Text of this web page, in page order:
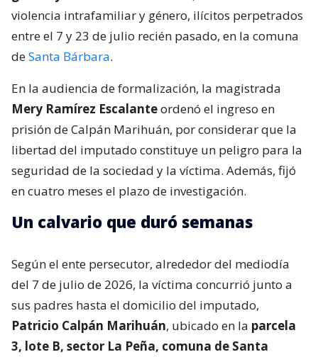
violencia intrafamiliar y género, ilícitos perpetrados
entre el 7 y 23 de julio recién pasado, en la comuna
deSanta Bárbara.
En la audiencia de formalización, la magistrada
Mery Ramírez Escalanteordenó el ingreso en
prisión de Calpán Marihuán, por considerar que la
libertad del imputado constituye un peligro para la
seguridad de la sociedad y la víctima. Además, fijó
en cuatro meses el plazo de investigación.
Un calvario que duró semanas
Según el ente persecutor, alrededor del mediodía
del 7 de julio de 2026, la víctima concurrió junto a
sus padres hasta el domicilio del imputado,
Patricio Calpán Marihuán, ubicado en la parcela
3, lote B, sector La Peña, comuna de Santa